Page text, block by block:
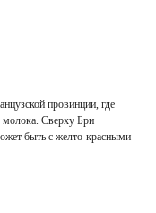
провинции, где
молока. Сверху Бри
быть с желто-красными